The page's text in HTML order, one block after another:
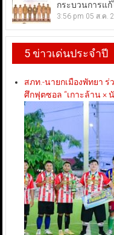
กระบวนการแ
3:56 pm 05 ส.ค.
5 ข่าวเด่นประจำปี
สภท.-นายกเมืองพัทยา
ศึกฟุตซอล “เกาะล้าน ×